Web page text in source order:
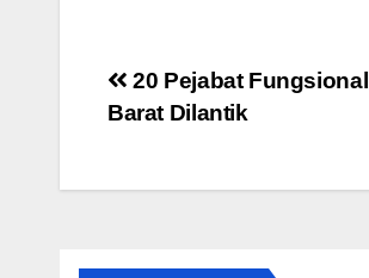
Post
20 Pejabat
Barat Dilantik